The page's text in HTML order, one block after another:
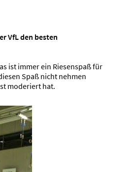
VfL den besten
ist immer ein Riesenspaß für
Spaß nicht nehmen
moderiert hat.